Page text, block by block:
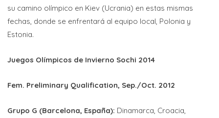
su camino olímpico en Kiev (Ucrania) en estas mismas
fechas, donde se enfrentará al equipo local, Polonia y
Estonia.
Juegos Olímpicos de Invierno Sochi 2014
Fem. Preliminary Qualification, Sep./Oct. 2012
Grupo G (Barcelona, España): Dinamarca, Croacia,